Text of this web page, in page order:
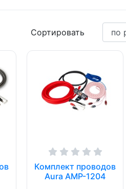
Сортировать
Комплект проводов
Aura AMP-1204